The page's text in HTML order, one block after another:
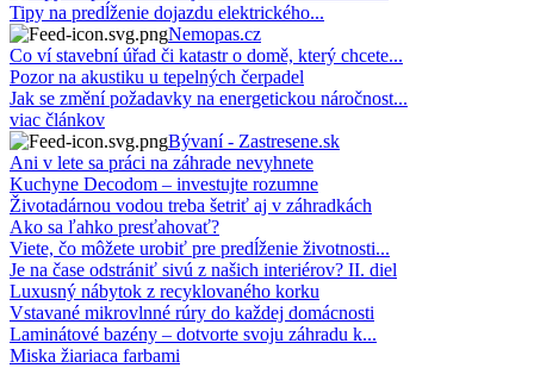
Tipy na predĺženie dojazdu elektrického...
Nemopas.cz
Co ví stavební úřad či katastr o domě, který chcete...
Pozor na akustiku u tepelných čerpadel
Jak se změní požadavky na energetickou náročnost...
viac článkov
Bývaní - Zastresene.sk
Ani v lete sa práci na záhrade nevyhnete
Kuchyne Decodom – investujte rozumne
Životadárnou vodou treba šetriť aj v záhradkách
Ako sa ľahko presťahovať?
Viete, čo môžete urobiť pre predĺženie životnosti...
Je na čase odstrániť sivú z našich interiérov? II. diel
Luxusný nábytok z recyklovaného korku
Vstavané mikrovlnné rúry do každej domácnosti
Laminátové bazény – dotvorte svoju záhradu k...
Miska žiariaca farbami